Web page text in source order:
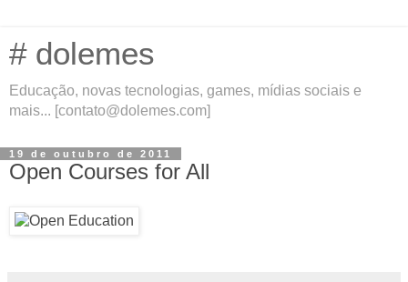
# dolemes
Educação, novas tecnologias, games, mídias sociais e
mais... [contato@dolemes.com]
19 de outubro de 2011
Open Courses for All